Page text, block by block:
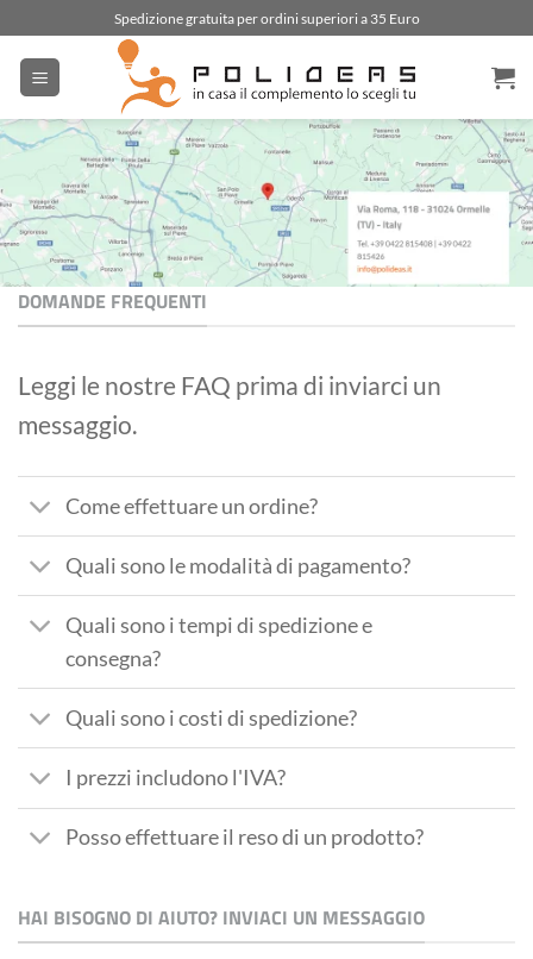
ai
contenuti
Spedizione gratuita per ordini superiori a 35 Euro
DOMANDE FREQUENTI
Leggi le nostre FAQ prima di inviarci un
messaggio.
Come effettuare un ordine?
Quali sono le modalità di pagamento?
Quali sono i tempi di spedizione e
consegna?
Quali sono i costi di spedizione?
I prezzi includono l'IVA?
Posso effettuare il reso di un prodotto?
HAI BISOGNO DI AIUTO? INVIACI UN MESSAGGIO